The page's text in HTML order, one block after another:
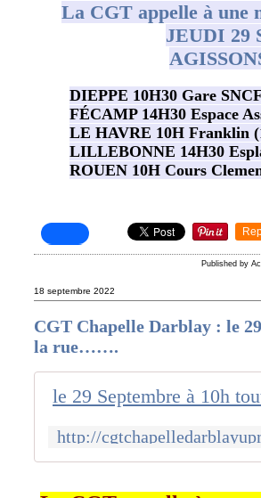
La CGT appelle à une
JEUDI 29
DIEPPE 10H30 Gare
FÉCAMP 14H30 Espace
LE HAVRE 10H Franklin
LILLEBONNE 14H30
ROUEN 10H Cours
Published by
18 septembre 2022
CGT Chapelle Darblay : le
la rue…….
le 29 Septembre à 10h